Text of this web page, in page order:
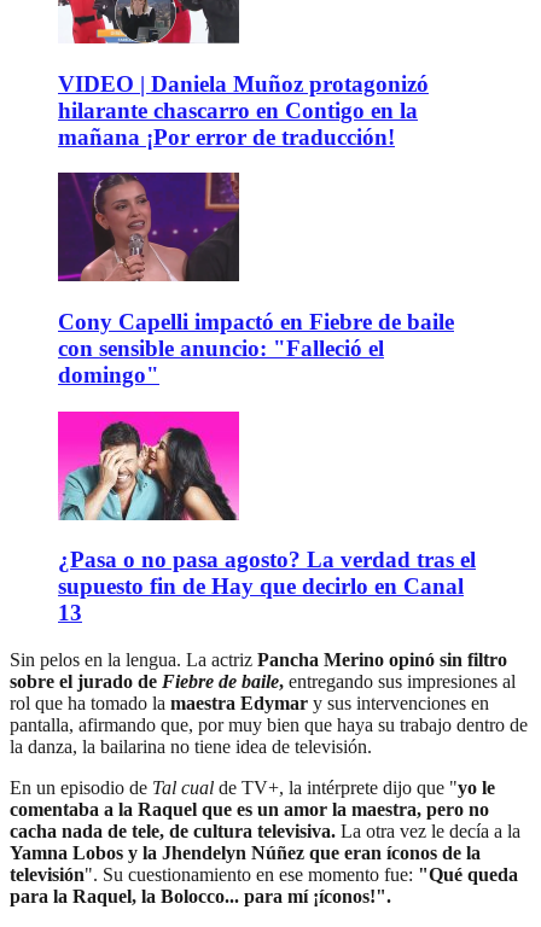
VIDEO | Daniela Muñoz protagonizó
hilarante chascarro en Contigo en la
mañana ¡Por error de traducción!
Cony Capelli impactó en Fiebre de baile
con sensible anuncio: "Falleció el
domingo"
¿Pasa o no pasa agosto? La verdad tras el
supuesto fin de Hay que decirlo en Canal
13
Sin pelos en la lengua. La actriz Pancha Merino opinó sin filtro
sobre el jurado de Fiebre de baile, entregando sus impresiones al
rol que ha tomado la maestra Edymar y sus intervenciones en
pantalla, afirmando que, por muy bien que haya su trabajo dentro de
la danza, la bailarina no tiene idea de televisión.
En un episodio de Tal cual de TV+, la intérprete dijo que "yo le
comentaba a la Raquel que es un amor la maestra, pero no
cacha nada de tele, de cultura televisiva. La otra vez le decía a la
Yamna Lobos y la Jhendelyn Núñez que eran íconos de la
televisión". Su cuestionamiento en ese momento fue: "Qué queda
para la Raquel, la Bolocco... para mí ¡íconos!".